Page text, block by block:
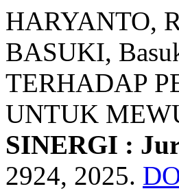
HARYANTO,
BASUKI,
TERHADAP
UNTUK
SINERGI :
2924, 2025.